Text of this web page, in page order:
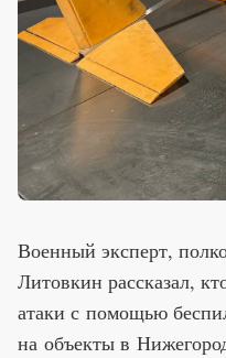
Военный эксперт,
Литовкин рассказал,
атаки с помощью
на объекты в